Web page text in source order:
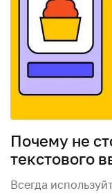
Почему не
текстового
Всегда